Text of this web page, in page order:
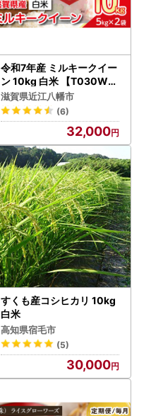
令和7年産 ミルキークイー
ン 10kg 白米 【T030W3
】 近江米 精米 5kg 2袋
滋賀県近江八幡市
(6)
32,000
すくも産コシヒカリ 10kg
白米
高知県宿毛市
(5)
30,000